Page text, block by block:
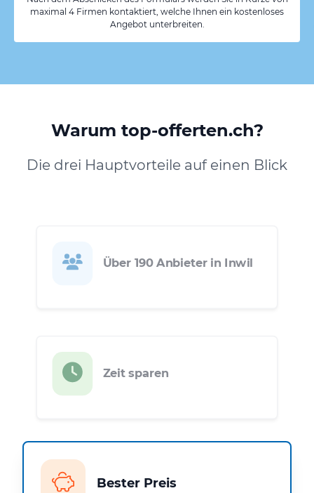
maximal 4 Firmen kontaktiert, welche Ihnen ein kostenloses
Angebot unterbreiten.
Warum top-offerten.ch?
Die drei Hauptvorteile auf einen Blick
Über 190 Anbieter in Inwil
Zeit sparen
Bester Preis